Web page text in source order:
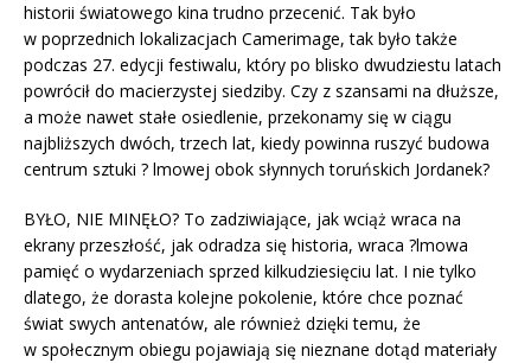
historii światowego kina trudno przecenić. Tak było
w poprzednich lokalizacjach Camerimage, tak było także
podczas 27. edycji festiwalu, który po blisko dwudziestu latach
powrócił do macierzystej siedziby. Czy z szansami na dłuższe,
a może nawet stałe osiedlenie, przekonamy się w ciągu
najbliższych dwóch, trzech lat, kiedy powinna ruszyć budowa
centrum sztuki ? lmowej obok słynnych toruńskich Jordanek?
BYŁO, NIE MINĘŁO? To zadziwiające, jak wciąż wraca na
ekrany przeszłość, jak odradza się historia, wraca ?lmowa
pamięć o wydarzeniach sprzed kilkudziesięciu lat. I nie tylko
dlatego, że dorasta kolejne pokolenie, które chce poznać
świat swych antenatów, ale również dzięki temu, że
w społecznym obiegu pojawiają się nieznane dotąd materiały